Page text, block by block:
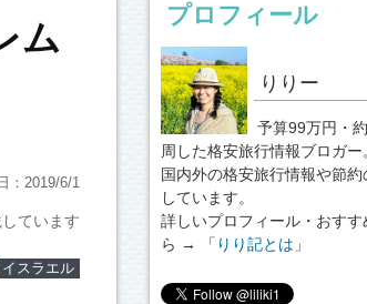
ム
：2019/6/1
ています
イスラエル
プロフィール
りりー
予算99万円・
周した格安旅行情報ブロガー
国内外の格安旅行情報や節
しています。
詳しいプロフィール・おすす
ら → 「 りり記とは 」